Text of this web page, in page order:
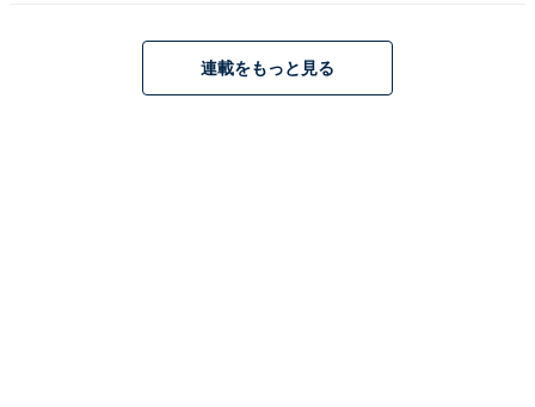
連載をもっと見る